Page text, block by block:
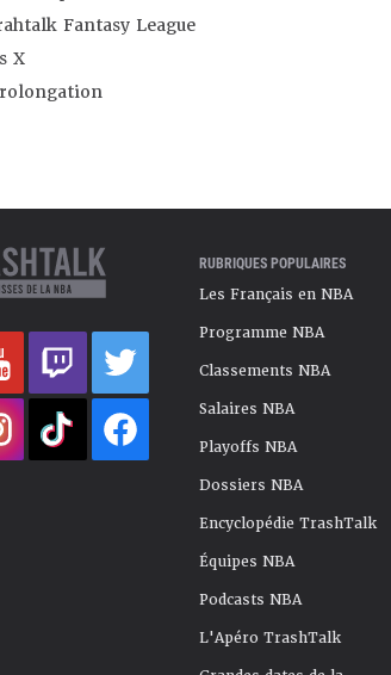
Fantasy League
X
RUBRIQUES POPULAIRES
Les Français en NBA
Programme NBA
Classements NBA
Salaires NBA
Playoffs NBA
Dossiers NBA
Encyclopédie TrashTalk
Équipes NBA
Podcasts NBA
L'Apéro TrashTalk